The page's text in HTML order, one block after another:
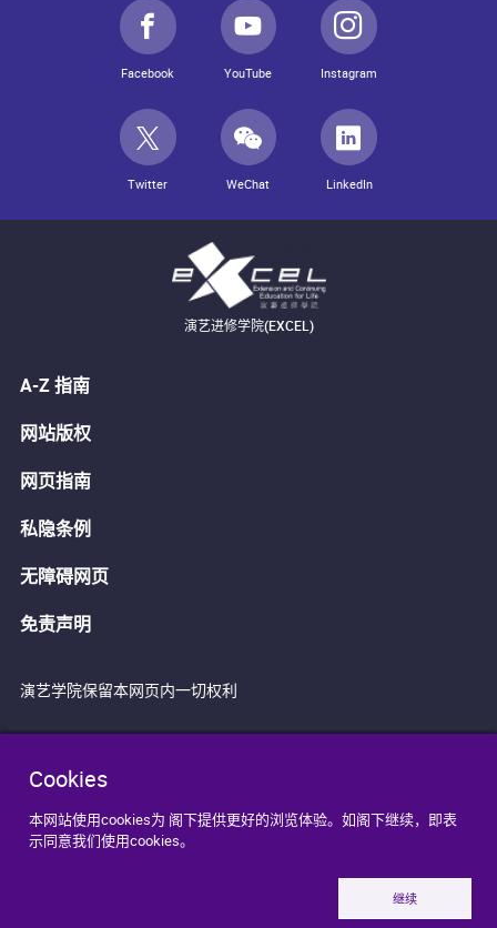
Cookies
本网站使用cookies为 阁下提供更好的浏览体验。如阁下继续，即表
示同意我们使用cookies。
继续
Facebook YouTube Instagram
Twitter WeChat LinkedIn
演艺进修学院(EXCEL)
A-Z 指南
网站版权
网页指南
私隐条例
无障碍网页
免责声明
演艺学院保留本网页内一切权利